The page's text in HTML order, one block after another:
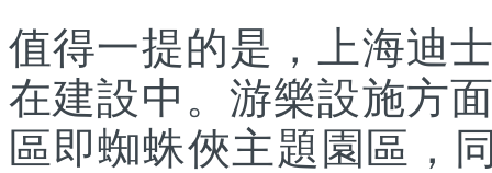
值得一提的是，上海迪
在建設中。游樂設施方
區即蜘蛛俠主題園區，